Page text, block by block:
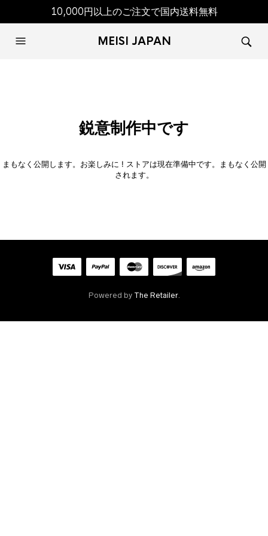
10,000円以上のご注文で国内送料無料
MEISI JAPAN
鋭意制作中です
まもなく公開します。お楽しみに ! ストアは現在準備中です。まもなく公開
されます。
Powered by The Retailer.